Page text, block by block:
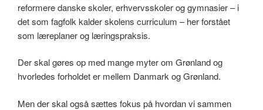
reformere danske skoler, erhvervsskoler og gymnasier – i
det som fagfolk kalder skolens curriculum – her forstået
som læreplaner og læringspraksis.
Der skal gøres op med mange myter om Grønland og
hvorledes forholdet er mellem Danmark og Grønland.
Men der skal også sættes fokus på hvordan vi sammen